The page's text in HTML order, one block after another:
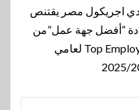
اجريكول مصر يقتنص
“أفضل جهة عمل”من
Top Employers لعامي
2025/